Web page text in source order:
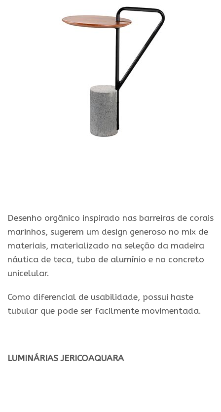
Desenho orgânico inspirado nas barreiras de corais
marinhos, sugerem um design generoso no mix de
materiais, materializado na seleção da madeira
náutica de teca, tubo de alumínio e no concreto
unicelular.
Como diferencial de usabilidade, possui haste
tubular que pode ser facilmente movimentada.
LUMINÁRIAS JERICOAQUARA